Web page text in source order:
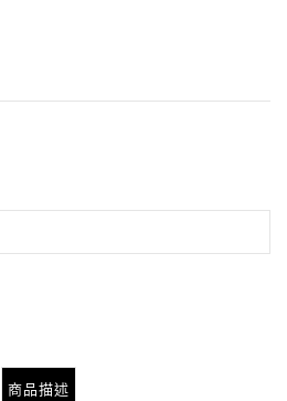
商品描述